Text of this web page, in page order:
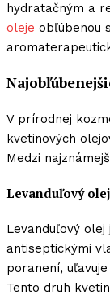
hydratačným a
oleje obľúbenou
V prírodnej
kvetinových
Medzi
Levanduľový olej
Levanduľový olej
antiseptickými
poranení,
Tento druh